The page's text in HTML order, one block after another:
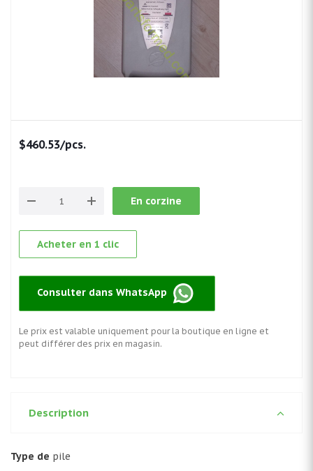
$460.53/pcs.
En corzine
Acheter en 1 clic
Consulter dans WhatsApp
Le prix est valable uniquement pour la boutique en ligne et
peut différer des prix en magasin.
Description
Type de pile